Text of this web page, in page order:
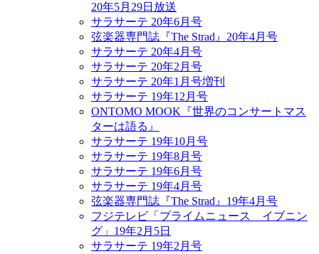
20年5月29日放送
サラサーテ 20年6月号
弦楽器専門誌『The Strad』20年4月号
サラサーテ 20年4月号
サラサーテ 20年2月号
サラサーテ 20年1月号増刊
サラサーテ 19年12月号
ONTOMO MOOK『世界のコンサートマス
ターは語る』
サラサーテ 19年10月号
サラサーテ 19年8月号
サラサーテ 19年6月号
サラサーテ 19年4月号
弦楽器専門誌『The Strad』19年4月号
フジテレビ「プライムニュース イブニン
グ」19年2月5日
サラサーテ 19年2月号